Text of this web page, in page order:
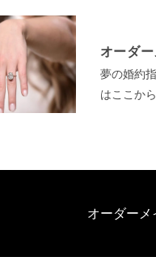
オーダ
夢の婚約
はここか
オーダー